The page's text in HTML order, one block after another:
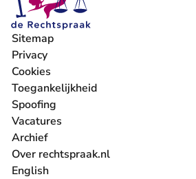
Sitemap
Privacy
Cookies
Toegankelijkheid
Spoofing
Vacatures
- U verlaat Rechtspraak.nl
Archief
Over rechtspraak.nl
English